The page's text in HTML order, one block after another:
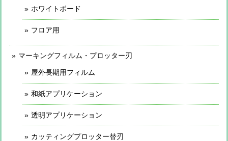
ホワイトボード
フロア用
マーキングフィルム・プロッター刃
屋外長期用フィルム
和紙アプリケーション
透明アプリケーション
カッティングプロッター替刃